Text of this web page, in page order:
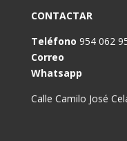
CONTACTAR
Teléfono 954 062
Correo
Whatsapp
Calle Camilo José